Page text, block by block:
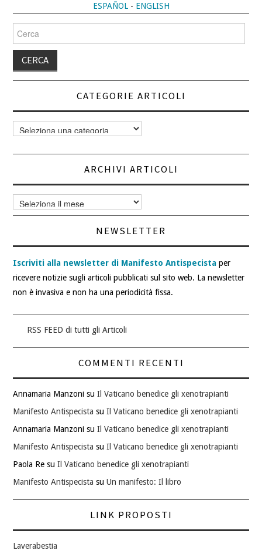
ESPAÑOL- ENGLISH
per:
CATEGORIE ARTICOLI
Categorie
articoli
ARCHIVI ARTICOLI
Archivi
articoli
NEWSLETTER
Iscriviti alla newsletter di Manifesto Antispecista per
ricevere notizie sugli articoli pubblicati sul sito web. La newsletter
non è invasiva e non ha una periodicità fissa.
RSS FEED di tutti gli Articoli
COMMENTI RECENTI
Annamaria Manzoni suIl Vaticano benedice gli xenotrapianti
Manifesto Antispecista suIl Vaticano benedice gli xenotrapianti
Annamaria Manzoni suIl Vaticano benedice gli xenotrapianti
Manifesto Antispecista suIl Vaticano benedice gli xenotrapianti
Paola Re suIl Vaticano benedice gli xenotrapianti
Manifesto Antispecista suUn manifesto: Il libro
LINK PROPOSTI
Laverabestia